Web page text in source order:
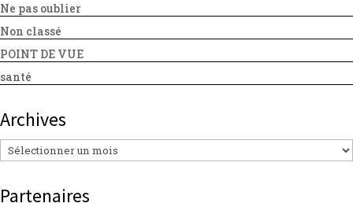
Ne pas oublier
Non classé
POINT DE VUE
santé
Archives
Archives
Partenaires